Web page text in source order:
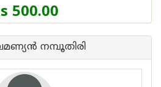
500.00
നമ്പൂതിരി